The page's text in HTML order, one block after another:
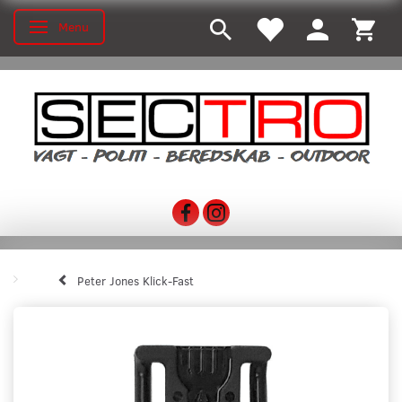
Skifte navigation
Menu
Peter Jones Klick-Fast